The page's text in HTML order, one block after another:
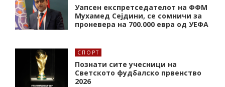
Уапсен експретседателот на ФФМ
Мухамед Сејдини, се сомничи за
проневера на 700.000 евра од УЕФА
СПОРТ
Познати сите учесници на
Светското фудбалско првенство
2026